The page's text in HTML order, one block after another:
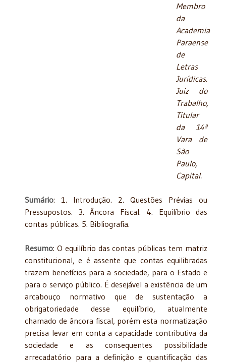
Membro
da
Academia
Paraense
de
Letras
Jurídicas.
Juiz do
Trabalho,
Titular
da 14ª
Vara de
São
Paulo,
Capital.
Sumário: 1. Introdução. 2. Questões Prévias ou
Pressupostos. 3. Âncora Fiscal. 4. Equilíbrio das
contas públicas. 5. Bibliografia.
Resumo: O equilíbrio das contas públicas tem matriz
constitucional, e é assente que contas equilibradas
trazem benefícios para a sociedade, para o Estado e
para o serviço público. É desejável a existência de um
arcabouço normativo que de sustentação a
obrigatoriedade desse equilíbrio, atualmente
chamado de âncora fiscal, porém esta normatização
precisa levar em conta a capacidade contributiva da
sociedade e as consequentes possibilidade
arrecadatório para a definição e quantificação das